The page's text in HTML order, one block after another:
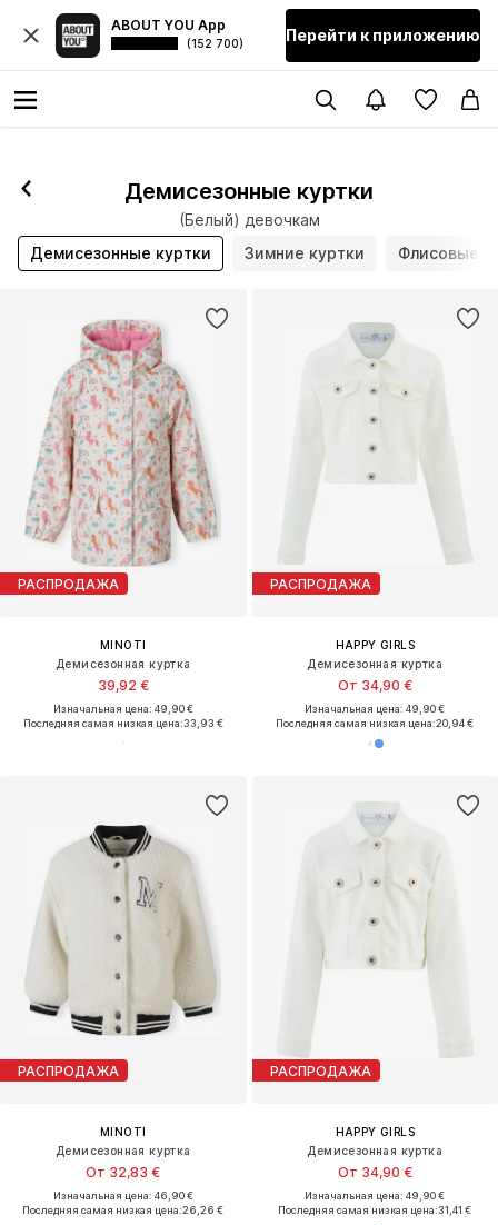
ABOUT YOU App
(152 700) Перейти к приложению
Демисезонные куртки
(Белый) девочкам
Демисезонные куртки
Зимние куртки Флисовые
РАСПРОДАЖА
MINOTI
Демисезонная куртка
39,92 €
Изначальная цена: 49,90 €
Последняя самая низкая цена:33,93 €
РАСПРОДАЖА
HAPPY GIRLS
Демисезонная куртка
От 34,90 €
Изначальная цена: 49,90 €
Последняя самая низкая цена:20,94 €
РАСПРОДАЖА
MINOTI
Демисезонная куртка
От 32,83 €
Изначальная цена: 46,90 €
Последняя самая низкая цена:26,26 €
РАСПРОДАЖА
HAPPY GIRLS
Демисезонная куртка
От 34,90 €
Изначальная цена: 49,90 €
Последняя самая низкая цена:31,41 €